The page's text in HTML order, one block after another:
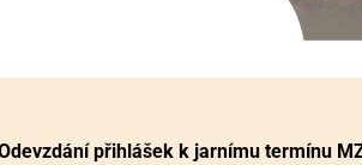
přihlášek k jarnímu termínu